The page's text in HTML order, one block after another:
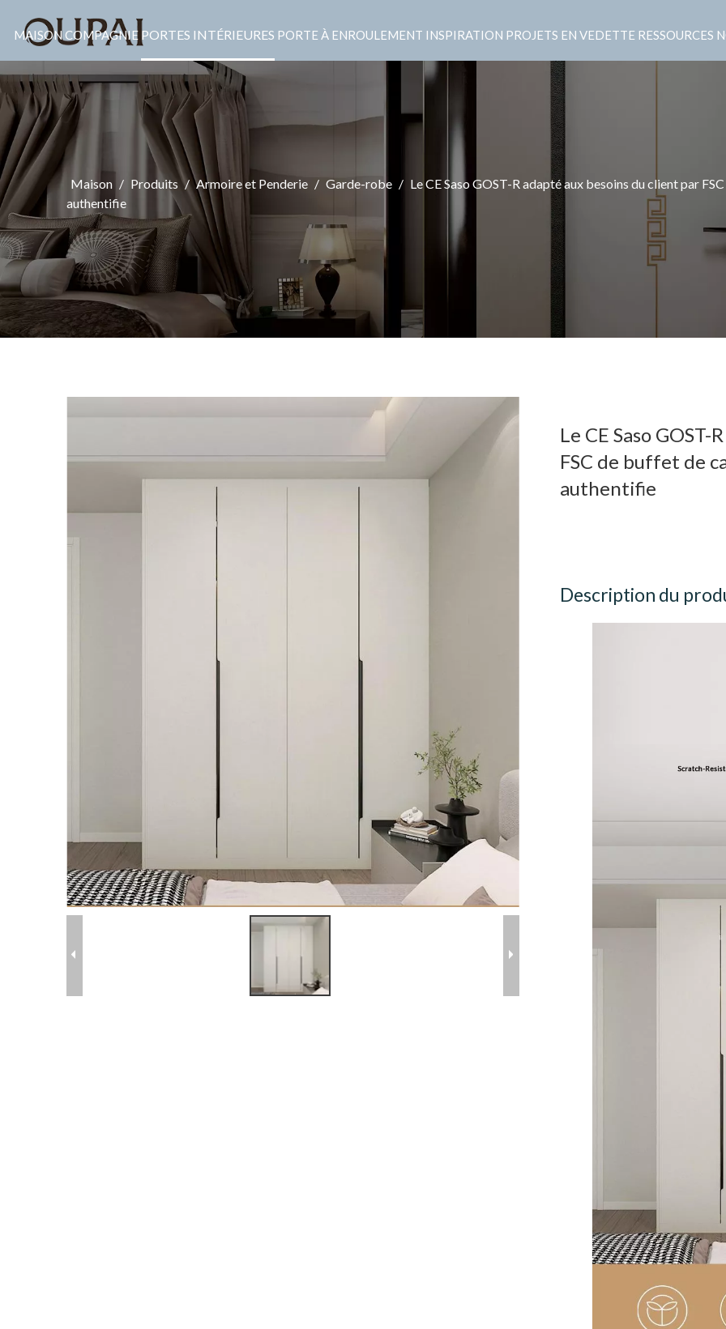
MAISON COMPAGNIE PORTES INTÉRIEURES PORTE À ENROULEMENT INSPIRATION PROJETS EN VEDETTE RESSOURCES
Maison / Produits / Armoire et Penderie / Garde-robe / Le CE Saso GOST-R adapté aux besoins du client par
authentifie
Le CE Saso
FSC de buffet de
authentifie
Description du